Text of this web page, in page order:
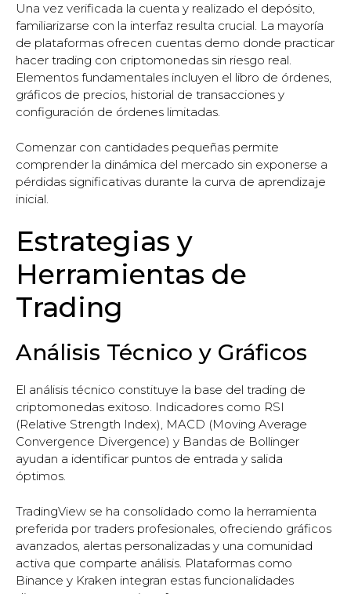
Una vez verificada la cuenta y realizado el depósito,
familiarizarse con la interfaz resulta crucial. La mayoría
de plataformas ofrecen cuentas demo donde practicar
hacer trading con criptomonedas sin riesgo real.
Elementos fundamentales incluyen el libro de órdenes,
gráficos de precios, historial de transacciones y
configuración de órdenes limitadas.
Comenzar con cantidades pequeñas permite
comprender la dinámica del mercado sin exponerse a
pérdidas significativas durante la curva de aprendizaje
inicial.
Estrategias y
Herramientas de
Trading
Análisis Técnico y Gráficos
El análisis técnico constituye la base del trading de
criptomonedas exitoso. Indicadores como RSI
(Relative Strength Index), MACD (Moving Average
Convergence Divergence) y Bandas de Bollinger
ayudan a identificar puntos de entrada y salida
óptimos.
TradingView se ha consolidado como la herramienta
preferida por traders profesionales, ofreciendo gráficos
avanzados, alertas personalizadas y una comunidad
activa que comparte análisis. Plataformas como
Binance y Kraken integran estas funcionalidades